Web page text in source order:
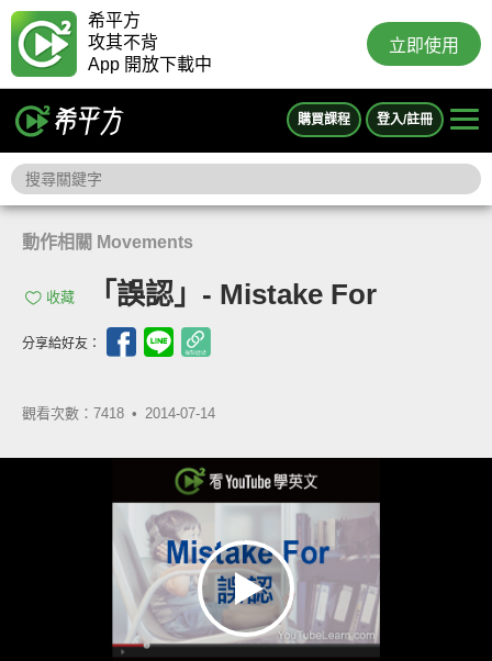
希平方
攻其不背
App 開放下載中
立即使用
購買課程 登入/註冊
動作相關 Movements
收藏 「誤認」- Mistake For
分享給好友：
觀看次數：7418 • 2014-07-14